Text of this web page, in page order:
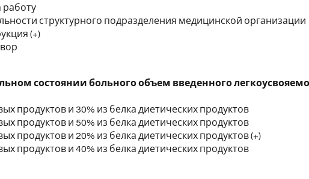
работу
структурного подразделения медицинской организации
(+)
состоянии больного объем введенного
продуктов и 30% из белка диетических продуктов
продуктов и 50% из белка диетических продуктов
продуктов и 20% из белка диетических продуктов (+)
продуктов и 40% из белка диетических продуктов